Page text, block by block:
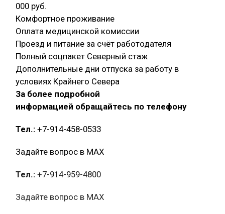
000 руб.
Комфортное проживание
Оплата медицинской комиссии
Проезд и питание за счёт работодателя
Полный соцпакет Северный стаж
Дополнительные дни отпуска за работу в
условиях Крайнего Севера
За более подробной
информацией обращайтесь по телефону
Тел.: +7-914-458-0533
Задайте вопрос в MAX
Тел.: +7-914-959-4800
Задайте вопрос в MAX